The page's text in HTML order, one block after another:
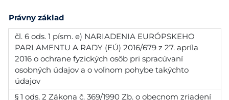
Právny základ
čl. 6 ods. 1 písm. e) NARIADENIA EURÓPSKEHO
PARLAMENTU A RADY (EÚ) 2016/679 z 27. apríla
2016 o ochrane fyzických osôb pri spracúvaní
osobných údajov a o voľnom pohybe takýchto
údajov
§ 1 ods. 2 Zákona č. 369/1990 Zb. o obecnom zriadení